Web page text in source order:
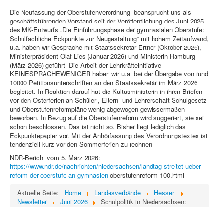
Die Neufassung der Oberstufenverordnung beansprucht uns als
geschäftsführenden Vorstand seit der Veröffentlichung des Juni 2025
des MK-Entwurfs „Die Einführungsphase der gymnasialen Oberstufe:
Schulfachliche Eckpunkte zur Neugestaltung“ mit hohem Zeitaufwand,
u.a. haben wir Gespräche mit Staatssekretär Ertner (Oktober 2025),
Ministerpräsident Olaf Lies (Januar 2026) und Ministerin Hamburg
(März 2026) geführt. Die Arbeit der Lehrkräfteinitiative
KEINESPRACHEWENIGER haben wir u.a. bei der Übergabe von rund
10000 Petitionsunterschriften an den Staatssekretär im März 2026
begleitet. In Reaktion darauf hat die Kultusministerin in ihren Briefen
vor den Osterferien an Schüler-, Eltern- und Lehrerschaft Schulgesetz
und Oberstufenreformpläne wenig abgewogen gewissermaßen
beworben. In Bezug auf die Oberstufenreform wird suggeriert, sie sei
schon beschlossen. Das ist nicht so. Bisher liegt lediglich das
Eckpunktepapier vor. Mit der Anhörfassung des Verordnungstextes ist
tendenziell kurz vor den Sommerferien zu rechnen.
NDR-Bericht vom 5. März 2026:
https://www.ndr.de/nachrichten/niedersachsen/landtag-streitet-ueber-
reform-der-oberstufe-an-gymnasien,oberstufenreform-100.html
Aktuelle Seite:
Home Landesverbände
Hessen
Newsletter
Juni 2026 Schulpolitik in Niedersachsen: